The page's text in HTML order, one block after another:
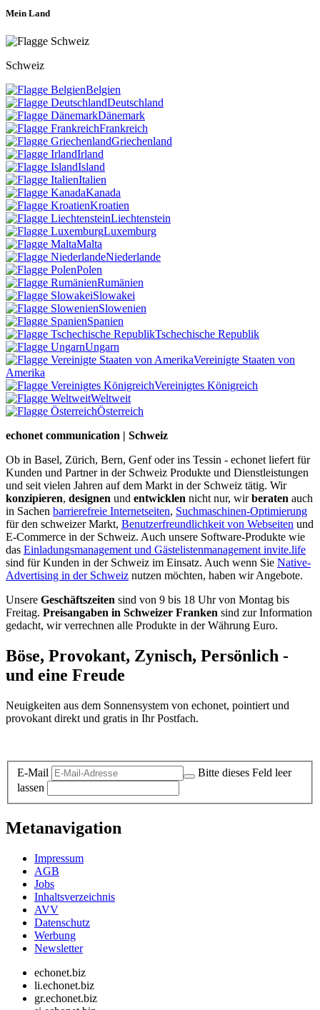
Mein Land
Schweiz
Belgien
Deutschland
Dänemark
Frankreich
Griechenland
Irland
Island
Italien
Kanada
Kroatien
Liechtenstein
Luxemburg
Malta
Niederlande
Polen
Rumänien
Slowakei
Slowenien
Spanien
Tschechische Republik
Ungarn
Vereinigte Staaten von
Amerika
Vereinigtes Königreich
Weltweit
Österreich
echonet communication | Schweiz
Ob in Basel, Zürich, Bern, Genf oder ins Tessin - echonet liefert für
Kunden und Partner in der Schweiz Produkte und Dienstleistungen
und seit vielen Jahren auf dem Markt in der Schweiz tätig. Wir
konzipieren, designen und entwicklen nicht nur, wirberaten auch
in Sachen barrierefreie Internetseiten, Suchmaschinen-Optimierung
für den schweizer Markt, Benutzerfreundlichkeit von Webseiten und
E-Commerce in der Schweiz. Auch unsere Software-Produkte wie
das Einladungsmanagement und Gästelistenmanagement invite.life
sind für Kunden in der Schweiz im Einsatz. Auch wenn Sie Native-
Advertising in der Schweiz nutzen möchten, haben wir Angebote.
Unsere Geschäftszeiten sind von 9 bis 18 Uhr von Montag bis
Freitag. Preisangaben in Schweizer Franken sind zur Information
gedacht, wir verrechnen alle Produkte in der Währung Euro.
Böse, Provokant, Zynisch, Persönlich -
und eine Freude
Neuigkeiten aus dem Sonnensystem von echonet, pointiert und
provokant direkt und gratis in Ihr Postfach.
E-Mail
Bitte dieses Feld leer
lassen
Metanavigation
Impressum
AGB
Jobs
Inhaltsverzeichnis
AVV
Datenschutz
Werbung
Newsletter
echonet.biz
li.echonet.biz
gr.echonet.biz